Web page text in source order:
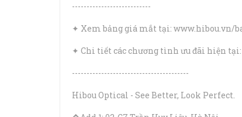
---------------------------
✦ Xem bảng giá mắt tại: www.hibou.vn/
✦ Chi tiết các chương tình ưu đãi hiện
----------------------------------------
Hibou Optical - See Better, Look Perfect.